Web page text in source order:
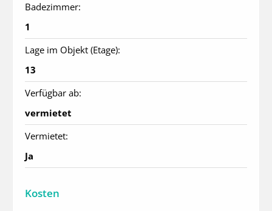
Badezimmer:
1
Lage im Objekt (Etage):
13
Verfügbar ab:
vermietet
Vermietet:
Ja
Kosten